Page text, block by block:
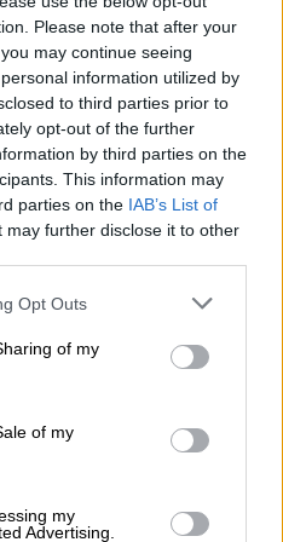
Please note that after your
may continue seeing
information utilized by
to third parties prior to
opt-out of the further
by third parties on the
This information may
parties on the IAB’s List of
may further disclose it to other
uses one or more Google
behaviour. You may click to
and its third-party tags to
purposes in below Google
Opt Outs
of my
of my
my
Advertising.
ζώα όπως έντομα,
σε πλάσματα με
περαιτέρω
τη ζωή τους
εξελίξουν τους
τους ως ενήλικες.
συγγενείς τους, το
κορμό και ουρά.
είναι ανέφικτο να
τα μέρη συνδέονται
ζώων»
λέκτορας και
της εξέλιξης στο